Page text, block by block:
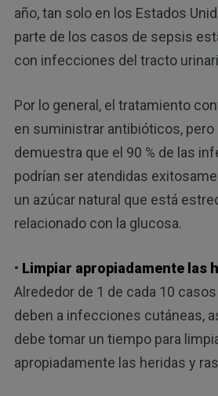
año, tan solo en los Estados
parte de los casos de sepsis
con infecciones del tracto
Por lo general, el tratamiento
en suministrar antibióticos,
demuestra que el 90 % de las
podrían ser atendidas
un azúcar natural que está
relacionado con la glucosa.
• Limpiar apropiadamente las
Alrededor de 1 de cada 10
deben a infecciones cutáneas,
debe tomar un tiempo para
apropiadamente las heridas y